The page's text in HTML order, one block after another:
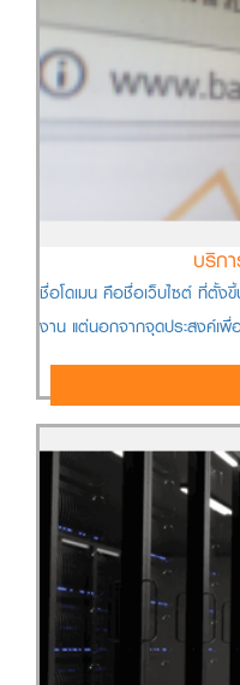
บริก
ชื่อโดเมน คือชื่อเว็บไซต์ ที่ตั้งขึ้
งาน แต่นอกจากจุดประสงค์เพื่